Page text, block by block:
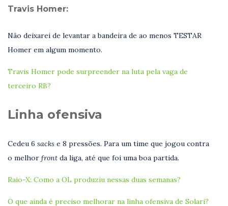
Travis Homer:
Não deixarei de levantar a bandeira de ao menos TESTAR
Homer em algum momento.
Travis Homer pode surpreender na luta pela vaga de
terceiro RB?
Linha ofensiva
Cedeu 6 sacks e 8 pressões. Para um time que jogou contra
o melhor front da liga, até que foi uma boa partida.
Raio-X: Como a OL produziu nessas duas semanas?
O que ainda é preciso melhorar na linha ofensiva de Solari?